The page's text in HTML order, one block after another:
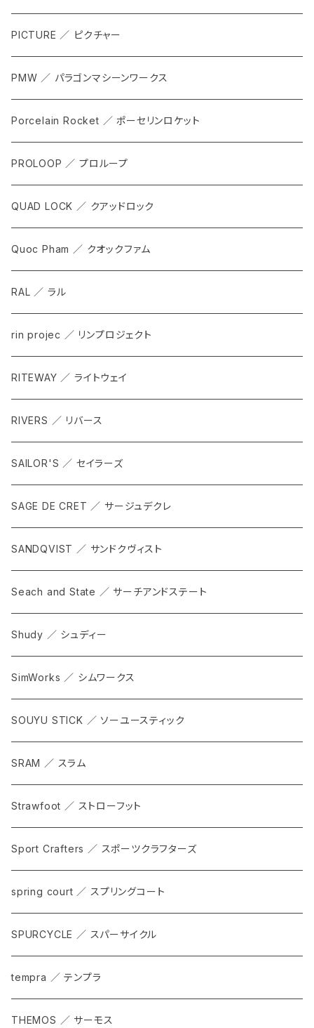
ACCESSORIES
ALL
CARRIER & RACKS
COCKPIT
TOOL
PICTURE ／ ピクチャー
PMW ／ パラゴンマシーンワークス
Porcelain Rocket ／ ポーセリンロケット
PROLOOP ／ プロループ
QUAD LOCK ／ クアッドロック
Quoc Pham ／ クオックファム
RAL ／ ラル
rin projec ／ リンプロジェクト
RITEWAY ／ ライトウェイ
RIVERS ／ リバース
SAILOR'S ／ セイラーズ
SAGE DE CRET ／ サージュデクレ
SANDQVIST ／ サンドクヴィスト
Seach and State ／ サーチアンドステート
Shudy ／ シュディー
SimWorks ／ シムワークス
SOUYU STICK ／ ソーユースティック
SRAM ／ スラム
Strawfoot ／ ストローフット
Sport Crafters ／ スポーツクラフターズ
spring court ／ スプリングコート
SPURCYCLE ／ スパーサイクル
tempra ／ テンプラ
THEMOS ／ サーモス